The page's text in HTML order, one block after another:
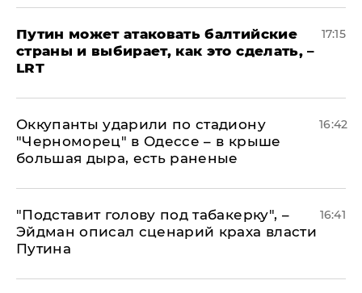
Путин может атаковать балтийские
страны и выбирает, как это сделать, –
LRT
17:15
Оккупанты ударили по стадиону
"Черноморец" в Одессе – в крыше
большая дыра, есть раненые
16:42
​"Подставит голову под табакерку", –
Эйдман описал сценарий краха власти
Путина
16:41